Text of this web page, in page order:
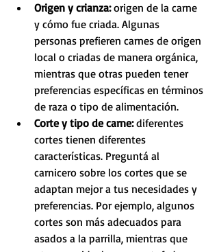
Origen y crianza: origen de la carne
y cómo fue criada. Algunas
personas prefieren carnes de origen
local o criadas de manera orgánica,
mientras que otras pueden tener
preferencias específicas en términos
de raza o tipo de alimentación.
Corte y tipo de carne: diferentes
cortes tienen diferentes
características. Preguntá al
carnicero sobre los cortes que se
adaptan mejor a tus necesidades y
preferencias. Por ejemplo, algunos
cortes son más adecuados para
asados a la parrilla, mientras que